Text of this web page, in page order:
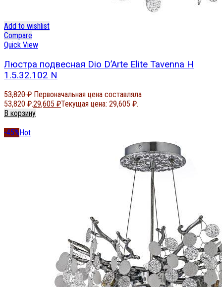
Add to wishlist
Compare
Quick View
Люстра подвесная Dio D’Arte Elite Tavenna H
1.5.32.102 N
53,820₽ Первоначальная цена составляла
53,820 ₽.29,605 ₽Текущая цена: 29,605 ₽.
В корзину
-45% Hot